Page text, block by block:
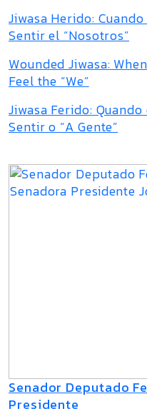
Jiwasa Herido:
Sentir el “Nosotros”
Wounded Jiwasa:
Feel the “We”
Jiwasa Ferido:
Sentir o “A Gente”
Senador Deputado
Presidente